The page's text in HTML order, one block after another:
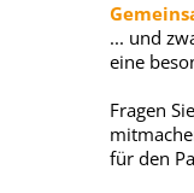
... und
eine
Fragen
für den